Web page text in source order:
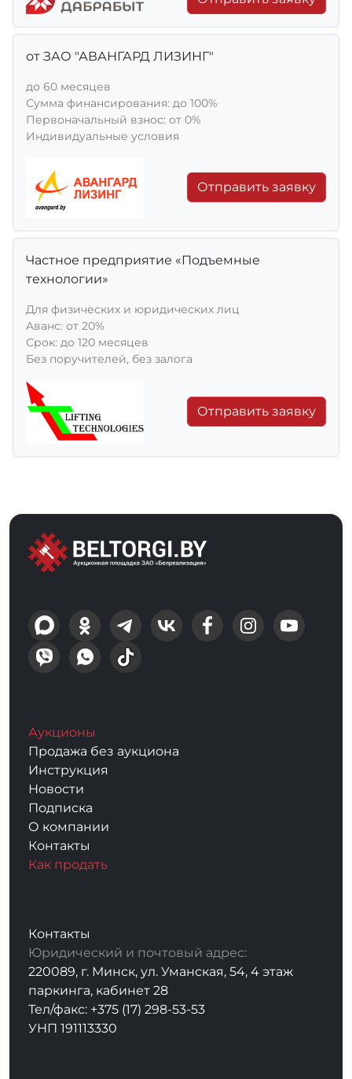
от ЗАО "АВАНГАРД ЛИЗИНГ"
до 60 месяцев
Сумма финансирования: до 100%
Первоначальный взнос: от 0%
Индивидуальные условия
Отправить заявку
Частное предприятие «Подъемные
технологии»
Для физических и юридических лиц
Aванс: от 20%
Срок: до 120 месяцев
Без поручителей, без залога
Отправить заявку
Аукционы
Продажа без аукциона
Инструкция
Новости
Подписка
О компании
Контакты
Как продать
Контакты
Юридический и почтовый адрес:
220089, г. Минск, ул. Уманская, 54, 4 этаж
паркинга, кабинет 28
Тел/факс: +375 (17) 298-53-53
УНП 191113330